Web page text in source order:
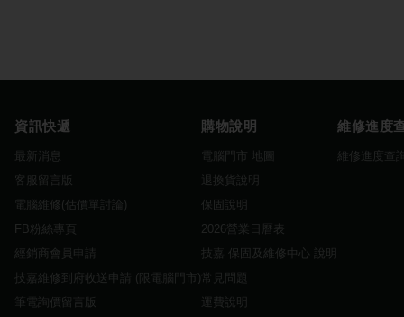
資訊快遞
最新消息
客服留言版
電腦維修(估價單討論)
FB粉絲專頁
經銷商會員申請
技嘉維修到府收送申請 (限電腦門市)
筆電詢價留言版
購物說明
電腦門市 地圖
退換貨說明
保固說明
2026營業日曆表
技嘉 保固及維修中心 說明
常見問題
運費說明
維修進度
維修進度查